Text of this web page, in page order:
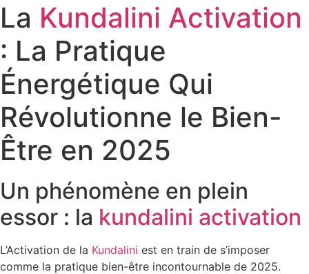
La Kundalini Activation
: La Pratique
Énergétique Qui
Révolutionne le Bien-
Être en 2025
Un phénomène en plein
essor : la kundalini activation
L’Activation de la Kundalini est en train de s’imposer
comme la pratique bien-être incontournable de 2025.